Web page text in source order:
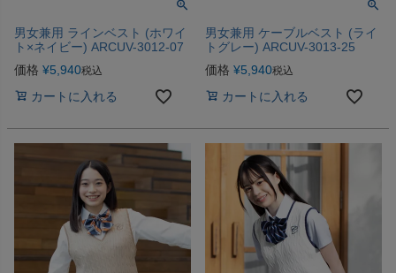
男女兼用 ラインベスト (ホワイ
ト×ネイビー) ARCUV-3012-07
価格 ¥5,940税込
カートに入れる
男女兼用 ケーブルベスト (ライ
トグレー) ARCUV-3013-25
価格 ¥5,940税込
カートに入れる